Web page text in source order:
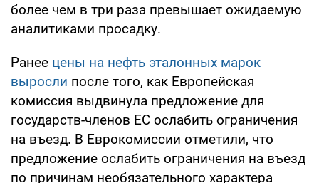
более чем в три раза превышает ожидаемую
аналитиками просадку.
Ранее цены на нефть эталонных марок
выросли после того, как Европейская
комиссия выдвинула предложение для
государств-членов ЕС ослабить ограничения
на въезд. В Еврокомиссии отметили, что
предложение ослабить ограничения на въезд
по причинам необязательного характера